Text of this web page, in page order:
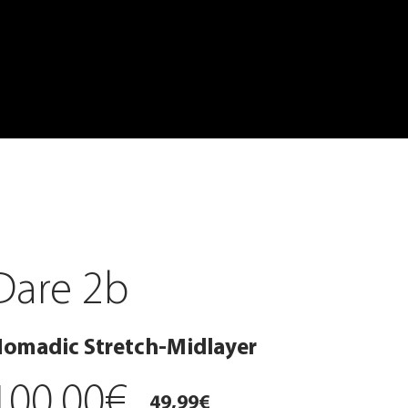
2b
Stretch-Midlayer